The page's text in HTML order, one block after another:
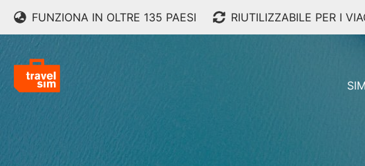
FUNZIONA IN OLTRE 135 PAESI RIUTILIZZABILE PER I